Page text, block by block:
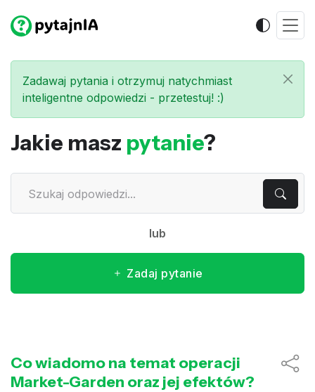
Zadawaj pytania i otrzymuj natychmiast
inteligentne odpowiedzi - przetestuj! :)
Jakie masz pytanie?
lub
Zadaj pytanie
Co wiadomo na temat operacji
Market-Garden oraz jej efektów?